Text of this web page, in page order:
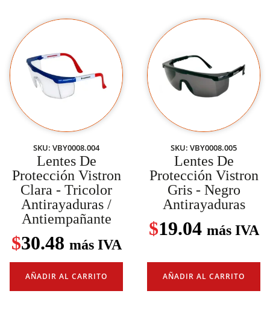
SKU: VBY0008.004
Lentes De
Protección Vistron
Clara - Tricolor
Antirayaduras /
Antiempañante
$30.48 más IVA
AÑADIR AL CARRITO
SKU: VBY0008.005
Lentes De
Protección Vistron
Gris - Negro
Antirayaduras
$19.04 más IVA
AÑADIR AL CARRITO